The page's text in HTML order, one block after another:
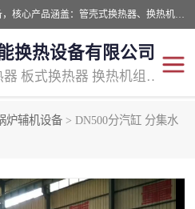
公司主营换热器.换热设备、供水设备，核心产品涵盖：管壳式换热器、换热机组、不锈钢组合式水箱、水处理设备等，提供非标设备集生产、销售、安装一体化服务，可满足全国酒店、学校、医院、商业综合体、工业项目等多场景换热与供水需求。
换热设备有限公司
主营产品：换热器 板式换热器 换热机组 供水设备 水处理设备
炉辅机设备 > DN500分汽缸 分集水
板式换热设备